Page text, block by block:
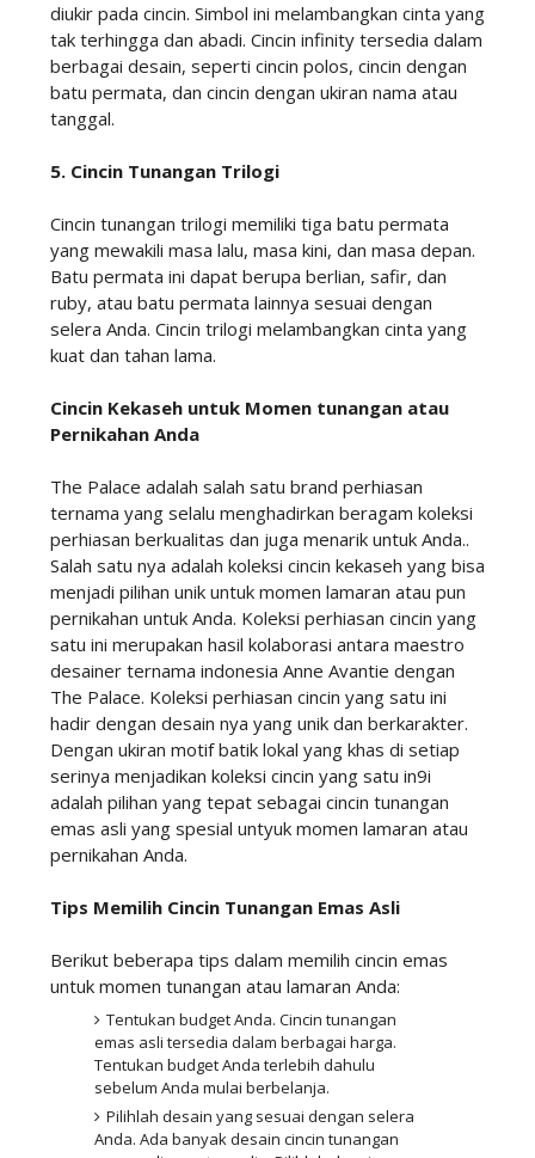
diukir pada cincin. Simbol ini melambangkan cinta yang
tak terhingga dan abadi. Cincin infinity tersedia dalam
berbagai desain, seperti cincin polos, cincin dengan
batu permata, dan cincin dengan ukiran nama atau
tanggal.
5. Cincin Tunangan Trilogi
Cincin tunangan trilogi memiliki tiga batu permata
yang mewakili masa lalu, masa kini, dan masa depan.
Batu permata ini dapat berupa berlian, safir, dan
ruby, atau batu permata lainnya sesuai dengan
selera Anda. Cincin trilogi melambangkan cinta yang
kuat dan tahan lama.
Cincin Kekaseh untuk Momen tunangan atau
Pernikahan Anda
The Palace adalah salah satu brand perhiasan
ternama yang selalu menghadirkan beragam koleksi
perhiasan berkualitas dan juga menarik untuk Anda..
Salah satu nya adalah koleksi cincin kekaseh yang bisa
menjadi pilihan unik untuk momen lamaran atau pun
pernikahan untuk Anda. Koleksi perhiasan cincin yang
satu ini merupakan hasil kolaborasi antara maestro
desainer ternama indonesia Anne Avantie dengan
The Palace. Koleksi perhiasan cincin yang satu ini
hadir dengan desain nya yang unik dan berkarakter.
Dengan ukiran motif batik lokal yang khas di setiap
serinya menjadikan koleksi cincin yang satu in9i
adalah pilihan yang tepat sebagai cincin tunangan
emas asli yang spesial untyuk momen lamaran atau
pernikahan Anda.
Tips Memilih Cincin Tunangan Emas Asli
Berikut beberapa tips dalam memilih cincin emas
untuk momen tunangan atau lamaran Anda:
Tentukan budget Anda. Cincin tunangan
emas asli tersedia dalam berbagai harga.
Tentukan budget Anda terlebih dahulu
sebelum Anda mulai berbelanja.
Pilihlah desain yang sesuai dengan selera
Anda. Ada banyak desain cincin tunangan